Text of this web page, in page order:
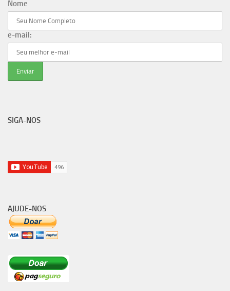
Nome
e-mail:
SIGA-NOS
AJUDE-NOS